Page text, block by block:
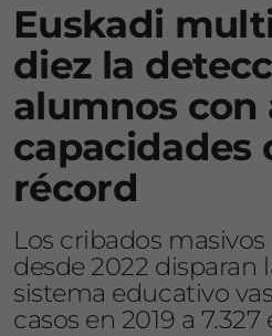
Euskadi
diez la
alumnos con
capacidades
récord
Los cribados
desde 2022 disparan
sistema educativo
casos en 2019 a